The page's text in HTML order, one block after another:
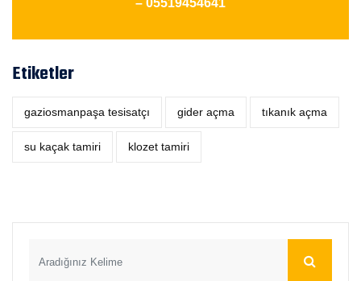
– 05519454641
Etiketler
gaziosmanpaşa tesisatçı ‎gider açma tıkanık açma
su kaçak tamiri klozet tamiri